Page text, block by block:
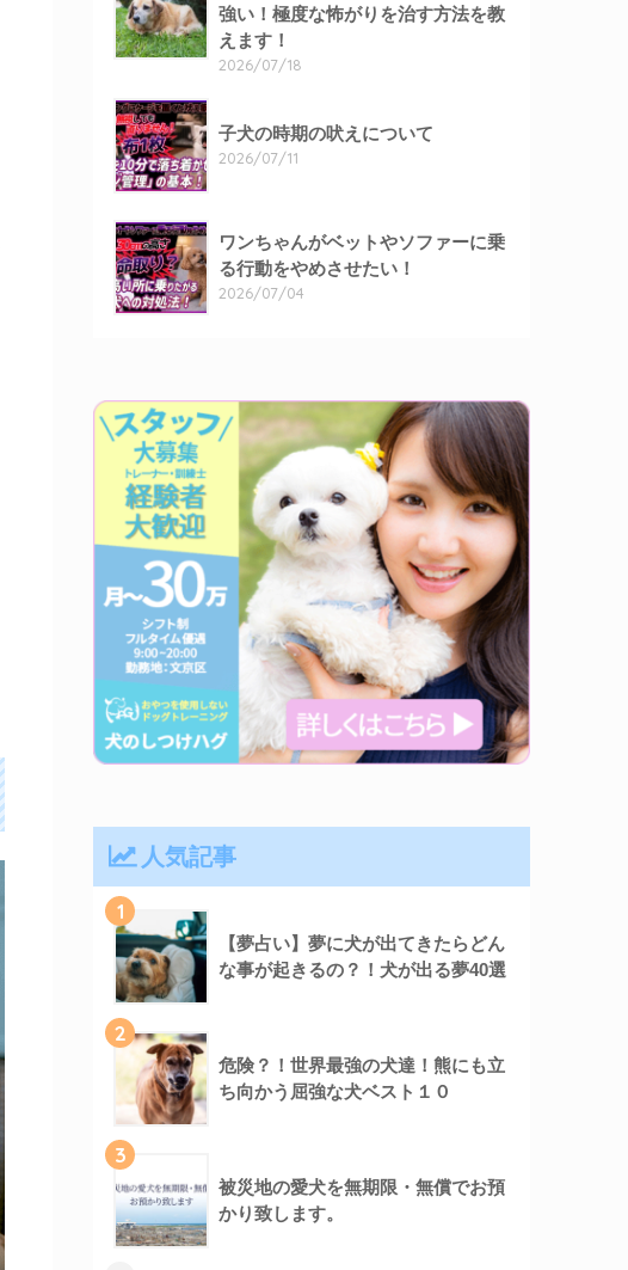
強い！極度な怖がりを治す方法を教
えます！
2026/07/18
子犬の時期の吠えについて
2026/07/11
ワンちゃんがベットやソファーに乗
る行動をやめさせたい！
2026/07/04
人気記事
1
【夢占い】夢に犬が出てきたらどん
な事が起きるの？！犬が出る夢40選
2
危険？！世界最強の犬達！熊にも立
ち向かう屈強な犬ベスト１０
3
被災地の愛犬を無期限・無償でお預
かり致します。